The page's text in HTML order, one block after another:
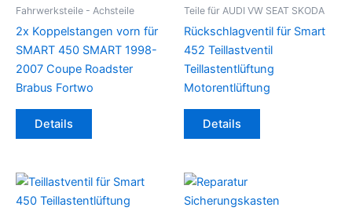
Fahrwerksteile - Achsteile
2x Koppelstangen vorn für
SMART 450 SMART 1998-
2007 Coupe Roadster
Brabus Fortwo
Details
Teile für AUDI VW SEAT SKODA
Rückschlagventil für Smart
452 Teillastventil
Teillastentlüftung
Motorentlüftung
Details